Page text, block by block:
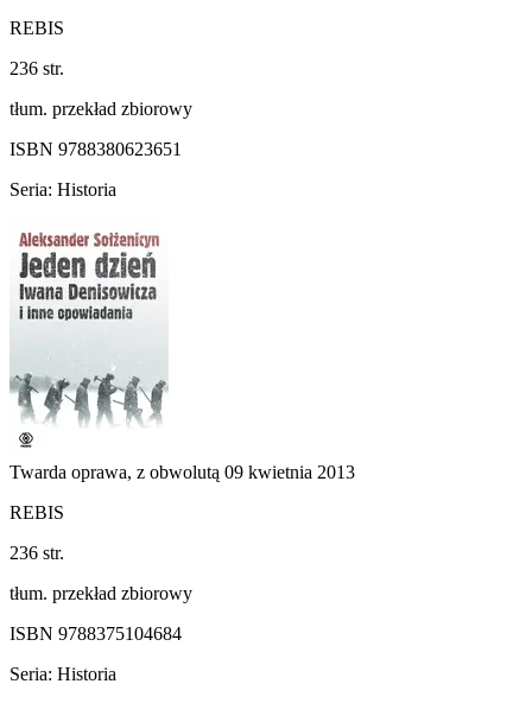
REBIS
236 str.
tłum. przekład zbiorowy
ISBN 9788380623651
Seria: Historia
Twarda oprawa, z obwolutą 09 kwietnia 2013
REBIS
236 str.
tłum. przekład zbiorowy
ISBN 9788375104684
Seria: Historia